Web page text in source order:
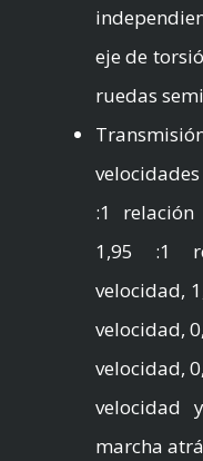
eje de
ruedas
:1
1,95 :1
velocidad,
velocidad,
velocidad,
velocidad
marcha